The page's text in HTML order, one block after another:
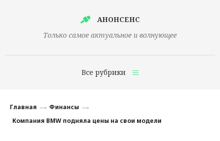
АНОНСЕНС
Только самое актуальное и волнующее
Все рубрики
Финансы
Главная
Финансы
Компания BMW подняла цены на свои модели